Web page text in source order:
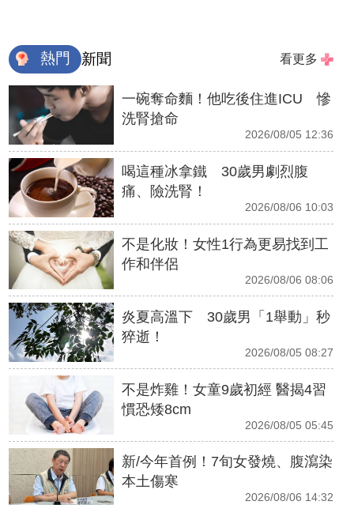
熱門 新聞 看更多
一碗奪命麵！他吃後住進ICU 慘
洗腎搶命
2026/08/05 12:36
喝這種冰拿鐵 30歲男劇烈腹
痛、險洗腎！
2026/08/06 10:03
不是化妝！女性1行為更易找到工
作和伴侶
2026/08/06 08:06
炎夏高溫下 30歲男「1舉動」秒
猝逝！
2026/08/05 08:27
不是炸雞！女童9歲初經 醫揭4習
慣恐矮8cm
2026/08/05 05:45
新/今年首例！7旬女發燒、腹瀉染
本土傷寒
2026/08/06 14:32